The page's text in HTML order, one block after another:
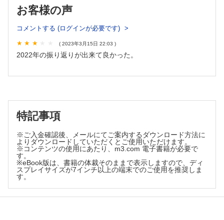
乾癬治療の現在とこれから（藤田 英樹）
片頭痛の急性期治療・予防療法が激変！ 新薬はどう活か
す？（菊井 祥二 ほか）
悪心・嘔吐への積極的な介入を！ 制吐薬の新薬・新効能
（比良 大輔 ほか）
塗る抗コリン薬?! 多汗症治療のニューフェイス（藤本 智
気になる併用禁忌，気をつけたい副作用追加（松村 知洋）
What’s Up 2022
スイッチ緊急避妊薬の議論 ―匍匐前進の超スロー，実現は
2024年以降か―（玉田 慎二）
病院薬剤師の人材確保問題と卒後研修 ―全国調査により実
情が“みえる化”―（髙塩 健一）
シリーズ
お客様の声
コメントする (ログインが必要です)
( 2023年3月15日 22:03 )
2022年の振り返りが出来て良かった。
特記事項
※ご入金確認後、メールにてご案内するダウンロード方法に
よりダウンロードしていただくとご使用いただけます。
※コンテンツの使用にあたり、m3.com 電子書籍が必要で
す。
※eBook版は、書籍の体裁そのままで表示しますので、ディ
スプレイサイズが7インチ以上の端末でのご使用を推奨しま
す。